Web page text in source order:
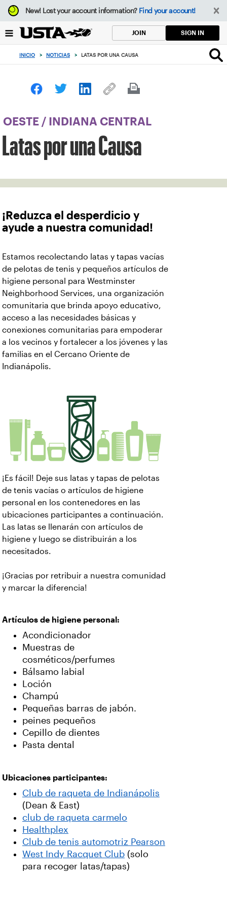
Enfoque
desde
botón
volver
principio
New!Lost your account information? Find your account!
JOIN SIGN IN
INICIO > NOTICIAS > LATAS POR UNA CAUSA
OESTE / INDIANA CENTRAL
Latas por una Causa
¡Reduzca el desperdicio y
ayude a nuestra comunidad!
Estamos recolectando latas y tapas vacías
de pelotas de tenis y pequeños artículos de
higiene personal para Westminster
Neighborhood Services, una organización
comunitaria que brinda apoyo educativo,
acceso a las necesidades básicas y
conexiones comunitarias para empoderar
a los vecinos y fortalecer a los jóvenes y las
familias en el Cercano Oriente de
Indianápolis.
¡Es fácil! Deje sus latas y tapas de pelotas
de tenis vacías o artículos de higiene
personal en los contenedores en las
ubicaciones participantes a continuación.
Las latas se llenarán con artículos de
higiene y luego se distribuirán a los
necesitados.
¡Gracias por retribuir a nuestra comunidad
y marcar la diferencia!
Artículos de higiene personal:
Acondicionador
Muestras de
cosméticos/perfumes
Bálsamo labial
Loción
Champú
Pequeñas barras de jabón.
peines pequeños
Cepillo de dientes
Pasta dental
Ubicaciones participantes:
Club de raqueta de Indianápolis
(Dean & East)
club de raqueta carmelo
Healthplex
Club de tenis automotriz Pearson
West Indy Racquet Club (solo
para recoger latas/tapas)